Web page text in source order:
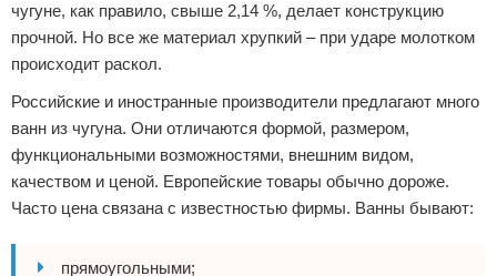
чугуне, как правило, свыше 2,14 %, делает конструкцию
прочной. Но все же материал хрупкий – при ударе молотком
происходит раскол.
Российские и иностранные производители предлагают много
ванн из чугуна. Они отличаются формой, размером,
функциональными возможностями, внешним видом,
качеством и ценой. Европейские товары обычно дороже.
Часто цена связана с известностью фирмы. Ванны бывают:
прямоугольными;